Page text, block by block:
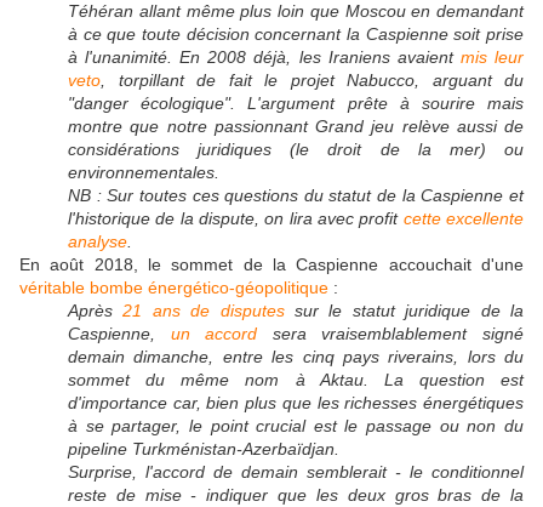
Téhéran allant même plus loin que Moscou en demandant
à ce que toute décision concernant la Caspienne soit prise
à l'unanimité. En 2008 déjà, les Iraniens avaient mis leur
veto , torpillant de fait le projet Nabucco, arguant du
"danger écologique". L'argument prête à sourire mais
montre que notre passionnant Grand jeu relève aussi de
considérations juridiques (le droit de la mer) ou
environnementales.
NB : Sur toutes ces questions du statut de la Caspienne et
l'historique de la dispute, on lira avec profit cette excellente
analyse
En août 2018, le sommet de la Caspienne accouchait d'une
véritable bombe énergético-géopolitique :
Après21 ans de disputessur le statut juridique de la
Caspienne, un accord sera vraisemblablement signé
demain dimanche, entre les cinq pays riverains, lors du
sommet du même nom à Aktau. La question est
d'importance car, bien plus que les richesses énergétiques
à se partager, le point crucial est le passage ou non du
pipeline Turkménistan-Azerbaïdjan.
Surprise, l'accord de demain semblerait - le conditionnel
reste de mise - indiquer que les deux gros bras de la